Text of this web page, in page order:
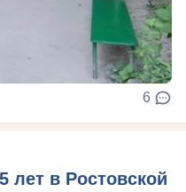
6
лет в Ростовской